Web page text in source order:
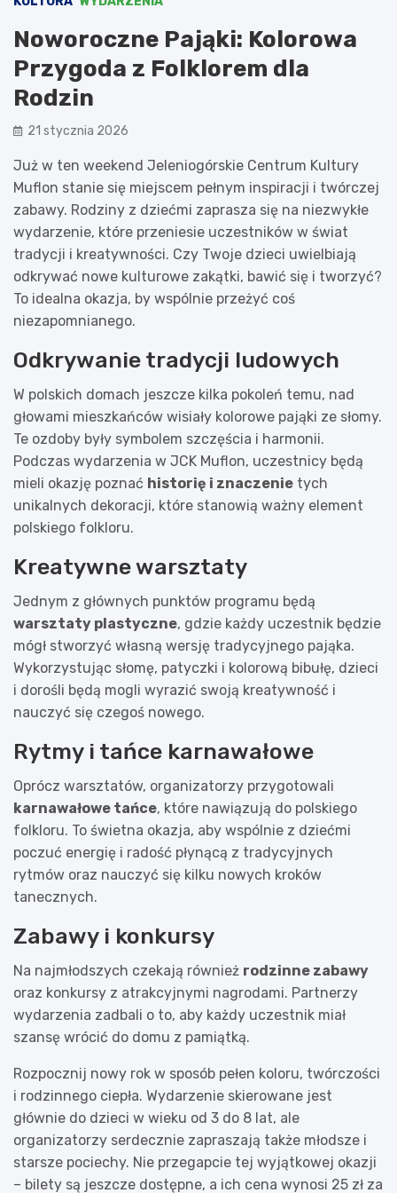
Noworoczne Pająki: Kolorowa
Przygoda z Folklorem dla
Rodzin
21 stycznia 2026
Już w ten weekend Jeleniogórskie Centrum Kultury
Muflon stanie się miejscem pełnym inspiracji i twórczej
zabawy. Rodziny z dziećmi zaprasza się na niezwykłe
wydarzenie, które przeniesie uczestników w świat
tradycji i kreatywności. Czy Twoje dzieci uwielbiają
odkrywać nowe kulturowe zakątki, bawić się i tworzyć?
To idealna okazja, by wspólnie przeżyć coś
niezapomnianego.
Odkrywanie tradycji ludowych
W polskich domach jeszcze kilka pokoleń temu, nad
głowami mieszkańców wisiały kolorowe pająki ze słomy.
Te ozdoby były symbolem szczęścia i harmonii.
Podczas wydarzenia w JCK Muflon, uczestnicy będą
mieli okazję poznać historię i znaczenie tych
unikalnych dekoracji, które stanowią ważny element
polskiego folkloru.
Kreatywne warsztaty
Jednym z głównych punktów programu będą
warsztaty plastyczne, gdzie każdy uczestnik będzie
mógł stworzyć własną wersję tradycyjnego pająka.
Wykorzystując słomę, patyczki i kolorową bibułę, dzieci
i dorośli będą mogli wyrazić swoją kreatywność i
nauczyć się czegoś nowego.
Rytmy i tańce karnawałowe
Oprócz warsztatów, organizatorzy przygotowali
karnawałowe tańce, które nawiązują do polskiego
folkloru. To świetna okazja, aby wspólnie z dziećmi
poczuć energię i radość płynącą z tradycyjnych
rytmów oraz nauczyć się kilku nowych kroków
tanecznych.
Zabawy i konkursy
Na najmłodszych czekają również rodzinne zabawy
oraz konkursy z atrakcyjnymi nagrodami. Partnerzy
wydarzenia zadbali o to, aby każdy uczestnik miał
szansę wrócić do domu z pamiątką.
Rozpocznij nowy rok w sposób pełen koloru, twórczości
i rodzinnego ciepła. Wydarzenie skierowane jest
głównie do dzieci w wieku od 3 do 8 lat, ale
organizatorzy serdecznie zapraszają także młodsze i
starsze pociechy. Nie przegapcie tej wyjątkowej okazji
– bilety są jeszcze dostępne, a ich cena wynosi 25 zł za